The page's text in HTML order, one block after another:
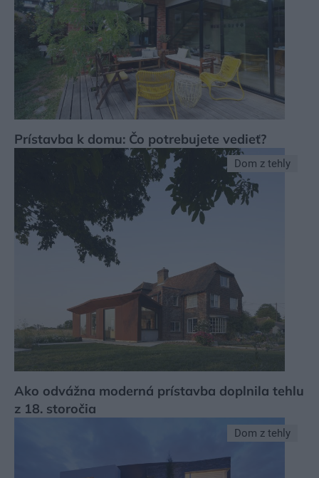
Prístavba k domu: Čo potrebujete vedieť?
Dom z tehly
Ako odvážna moderná prístavba doplnila tehlu
z 18. storočia
Dom z tehly